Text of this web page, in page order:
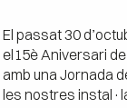
El passat 30
el15è Aniversari
amb una Jornada
les nostres